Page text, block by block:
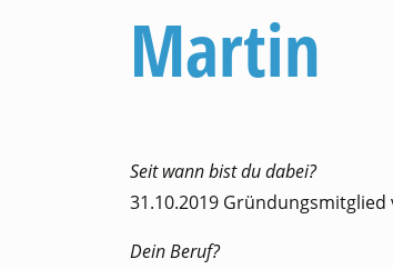
Martin
Seit wann bist du dabei?
31.10.2019 Gründungsmitglied
Dein Beruf?